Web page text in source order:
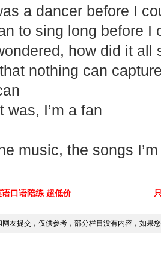
a dancer before I
to sing long before I
how did it all
nothing can
was, I’m a fan
music, the songs
口语陪练 超低价
友提交，仅供参考，部分栏目没有内容，如果